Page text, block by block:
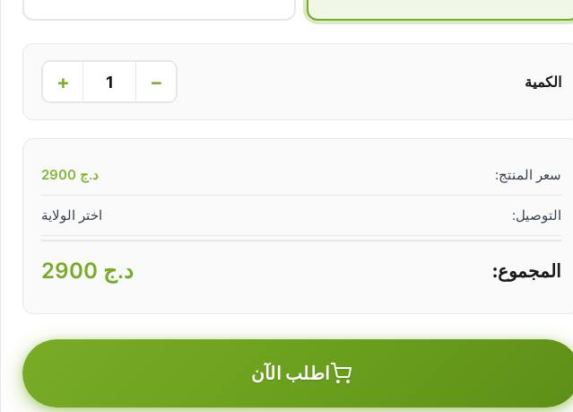
الكمية −
+
سعر المنتج: د.ج
التوصيل: اختر الولاية
المجموع: د.ج
اطلب الآن